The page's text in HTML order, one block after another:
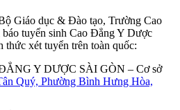
Giáo dục & Đào tạo, Trường Cao
tuyển sinh Cao Đẳng Y Dược
xét tuyển trên toàn quốc:
– Cơ sở
Quý, Phường Bình Hưng Hòa,